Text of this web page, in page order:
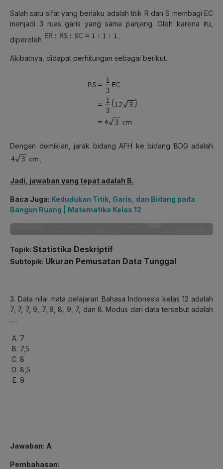
Salah satu sifat yang berlaku adalah titik R dan S membagi EC
menjadi 3 ruas garis yang sama panjang. Oleh karena itu,
diperoleh
Akibatnya, didapat perhitungan sebagai berikut.
Dengan demikian, jarak bidang AFH ke bidang BDG adalah
Jadi, jawaban yang tepat adalah B.
Baca Juga: Kedudukan Titik, Garis, dan Bidang pada
Bangun Ruang | Matematika Kelas 12
Topik: Statistika Deskriptif
Subtopik: Ukuran Pemusatan Data Tunggal
3. Data nilai mata pelajaran Bahasa Indonesia kelas 12 adalah
7, 7, 7, 9, 7, 8, 8, 9, 7, dan 8. Modus dari data tersebut adalah
….
7
7,5
8
8,5
9
Jawaban: A
Pembahasan: